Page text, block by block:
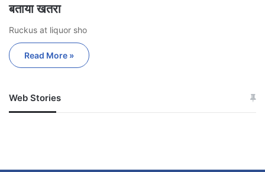
बताया खतरा
Ruckus at liquor sho
Read More »
Web Stories
जम्मू-कश्मीर में बारिश से
अपडेट
खाई में धक्का… आरोपियों ने